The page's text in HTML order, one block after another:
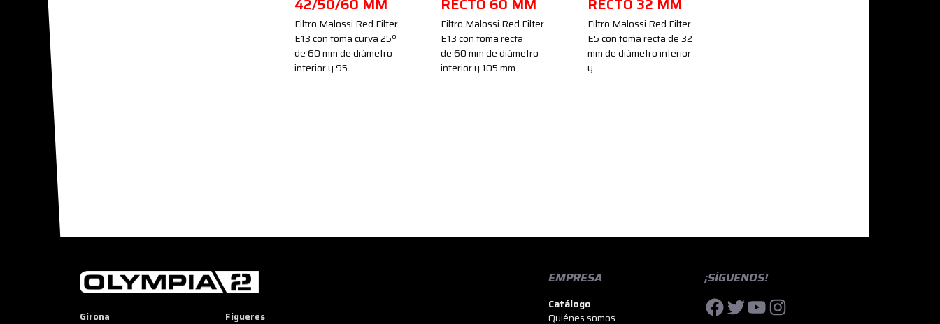
Filtro Malossi Red Filter
E13 con toma curva 25º
de 60 mm de diámetro
interior y 95…
Filtro Malossi Red Filter
E13 con toma recta
de 60 mm de diámetro
interior y 105 mm…
Filtro Malossi Red Filter
E5 con toma recta de 32
mm de diámetro interior
y…
Girona
Figueres
EMPRESA
Catálogo
Quiénes somos
¡SÍGUENOS!
Facebook
Twitter
YouTube
Instagram